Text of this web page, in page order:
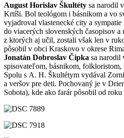
August Horislav Škultéty sa narodil
Krtíši. Bol teológom i básnikom a vo
vyjadroval vlastenecké city a
do viacerých slovenských časopisov
z ktorých aj učil, zostali však len v
pôsobil v obci Kraskovo v okrese
Jonatán Dobroslav Čipka sa narodil
spisovateľom, básnikom,
Spolu s A. H. Škultétym vydával
a veršov pre deti. Pochovaný je v
Sobota), kde ako farár pôsobil od roku